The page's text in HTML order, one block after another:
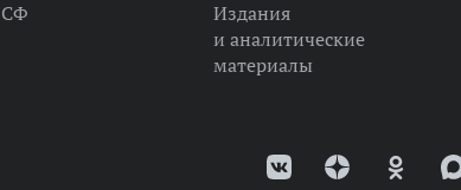
СФ
Издания
и аналитические
материалы